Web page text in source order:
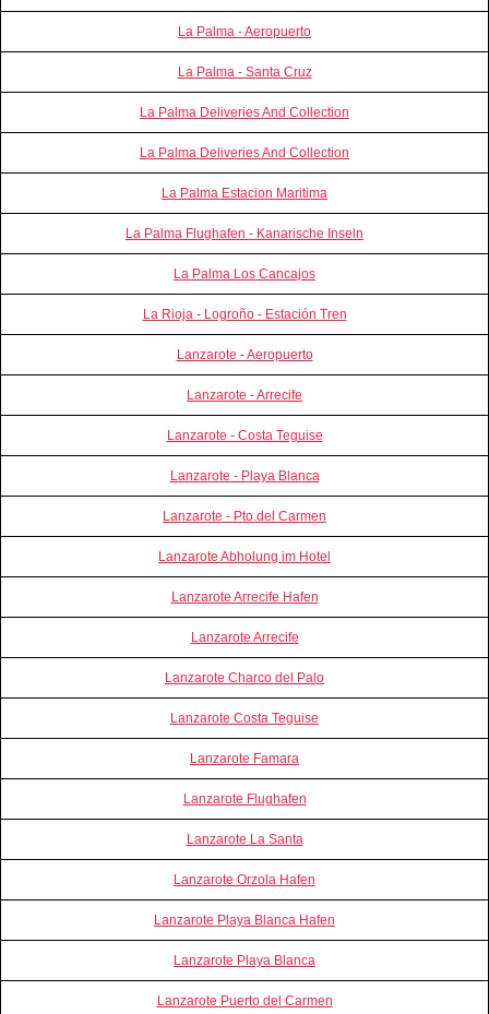
La Palma - Aeropuerto
La Palma - Santa Cruz
La Palma Deliveries And Collection
La Palma Deliveries And Collection
La Palma Estacion Maritima
La Palma Flughafen - Kanarische Inseln
La Palma Los Cancajos
La Rioja - Logroño - Estación Tren
Lanzarote - Aeropuerto
Lanzarote - Arrecife
Lanzarote - Costa Teguise
Lanzarote - Playa Blanca
Lanzarote - Pto.del Carmen
Lanzarote Abholung im Hotel
Lanzarote Arrecife Hafen
Lanzarote Arrecife
Lanzarote Charco del Palo
Lanzarote Costa Teguise
Lanzarote Famara
Lanzarote Flughafen
Lanzarote La Santa
Lanzarote Orzola Hafen
Lanzarote Playa Blanca Hafen
Lanzarote Playa Blanca
Lanzarote Puerto del Carmen